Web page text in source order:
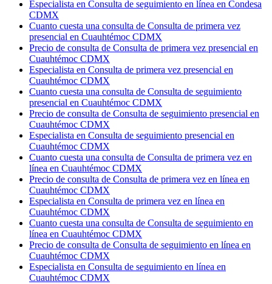
Especialista en Consulta de seguimiento en línea en Condesa
CDMX
Cuanto cuesta una consulta de Consulta de primera vez
presencial en Cuauhtémoc CDMX
Precio de consulta de Consulta de primera vez presencial en
Cuauhtémoc CDMX
Especialista en Consulta de primera vez presencial en
Cuauhtémoc CDMX
Cuanto cuesta una consulta de Consulta de seguimiento
presencial en Cuauhtémoc CDMX
Precio de consulta de Consulta de seguimiento presencial en
Cuauhtémoc CDMX
Especialista en Consulta de seguimiento presencial en
Cuauhtémoc CDMX
Cuanto cuesta una consulta de Consulta de primera vez en
línea en Cuauhtémoc CDMX
Precio de consulta de Consulta de primera vez en línea en
Cuauhtémoc CDMX
Especialista en Consulta de primera vez en línea en
Cuauhtémoc CDMX
Cuanto cuesta una consulta de Consulta de seguimiento en
línea en Cuauhtémoc CDMX
Precio de consulta de Consulta de seguimiento en línea en
Cuauhtémoc CDMX
Especialista en Consulta de seguimiento en línea en
Cuauhtémoc CDMX